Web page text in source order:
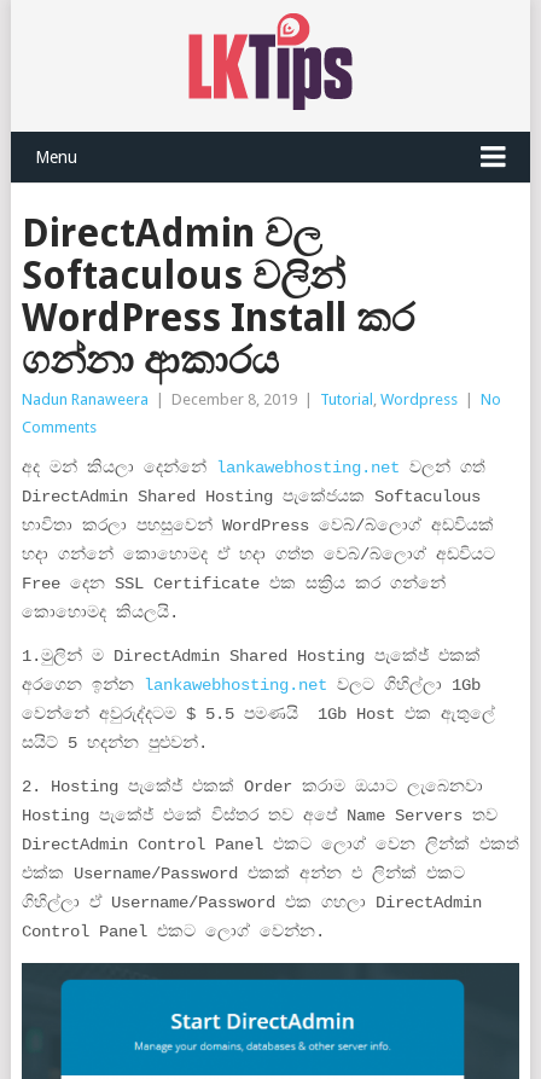
Menu
DirectAdmin වල
Softaculous වලින්
WordPress Install කර
ගන්නා ආකාරය
Nadun Ranaweera December 8, 2019 Tutorial , Wordpress
No
Comments
අද මන් කියලා දෙන්නේ lankawebhosting.net වලන් ගත්
DirectAdmin Shared Hosting පැකේජයක Softaculous
භාවිතා කරලා පහසුවෙන් WordPress වෙබ්/බ්ලොග් අඩවියක්
හදා ගන්නේ කොහොමද ඒ හදා ගත්ත වෙබ්/බ්ලොග් අඩවියට
Free දෙන SSL Certificate එක සක්‍රිය කර ගන්නේ
කොහොමද කියලයි.
1.මුලින් ම DirectAdmin Shared Hosting පැකේජ් එකක්
අරගෙන ඉන්න lankawebhosting.net වලට ගිහිල්ලා 1Gb
වෙන්නේ අවුරුද්දටම $ 5.5 පමණයි 1Gb Host එක ඇතුලේ
සයිට් 5 හදන්න පුළුවන්.
2. Hosting පැකේජ් එකක් Order කරාම ඔයාට ලැබෙනවා
Hosting පැකේජ් එකේ විස්තර තව අපේ Name Servers තව
DirectAdmin Control Panel එකට ලොග් වෙන ලින්ක් එකත්
එක්ක Username/Password එකක් අන්න එ ලින්ක් එකට
ගිහිල්ලා ඒ Username/Password එක ගහලා DirectAdmin
Control Panel එකට ලොග් වෙන්න.